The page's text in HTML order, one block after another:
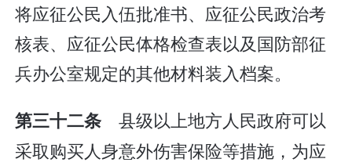
将应征公民入伍批准书、应征公民政治考
核表、应征公民体格检查表以及国防部征
兵办公室规定的其他材料装入档案。
第三十二条 县级以上地方人民政府可以
采取购买人身意外伤害保险等措施，为应